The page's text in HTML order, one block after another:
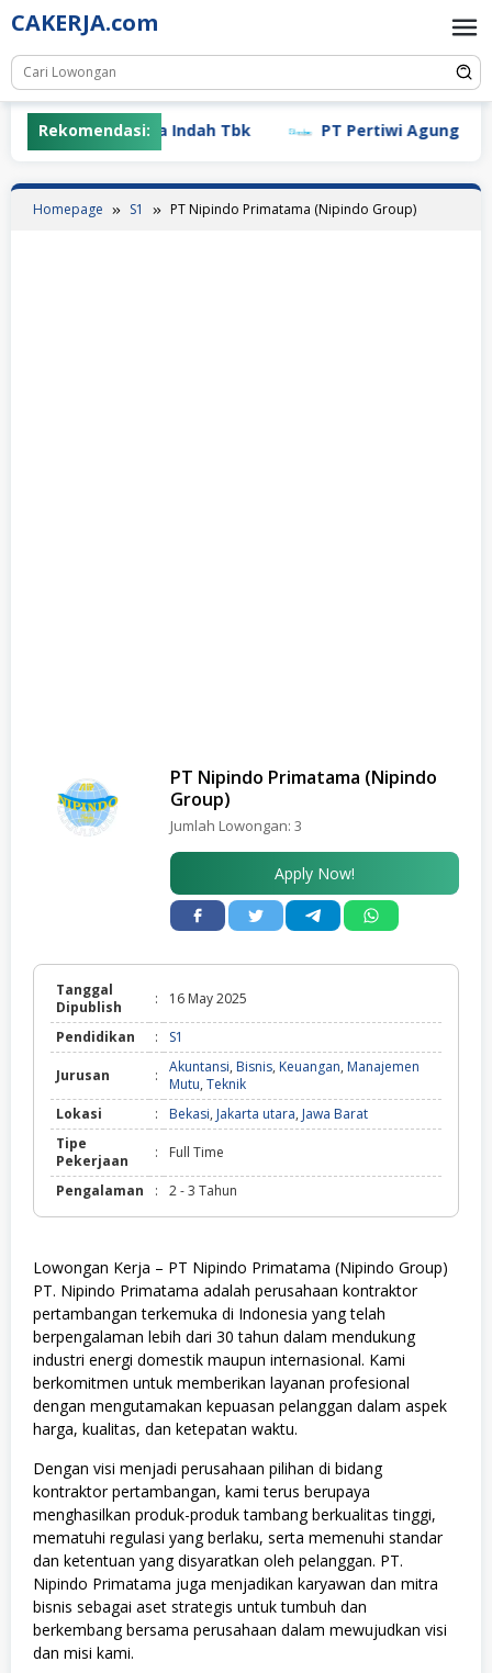
Skip
to
content
CAKERJA.com
Rekomendasi:
PT Mayora Indah Tbk PT Pertiwi Agung
Homepage S1 PT Nipindo Primatama (Nipindo Group)
PT Nipindo Primatama (Nipindo
Group)
Jumlah Lowongan: 3
Apply Now!
Tanggal
Dipublish
: 16 May 2025
Pendidikan : S1
Jurusan : Akuntansi, Bisnis, Keuangan, Manajemen
Mutu, Teknik
Lokasi
: Bekasi, Jakarta utara, Jawa Barat
Tipe
Pekerjaan
: Full Time
Pengalaman : 2 - 3 Tahun
Lowongan Kerja – PT Nipindo Primatama (Nipindo Group)
PT. Nipindo Primatama adalah perusahaan kontraktor
pertambangan terkemuka di Indonesia yang telah
berpengalaman lebih dari 30 tahun dalam mendukung
industri energi domestik maupun internasional. Kami
berkomitmen untuk memberikan layanan profesional
dengan mengutamakan kepuasan pelanggan dalam aspek
harga, kualitas, dan ketepatan waktu.
Dengan visi menjadi perusahaan pilihan di bidang
kontraktor pertambangan, kami terus berupaya
menghasilkan produk-produk tambang berkualitas tinggi,
mematuhi regulasi yang berlaku, serta memenuhi standar
dan ketentuan yang disyaratkan oleh pelanggan. PT.
Nipindo Primatama juga menjadikan karyawan dan mitra
bisnis sebagai aset strategis untuk tumbuh dan
berkembang bersama perusahaan dalam mewujudkan visi
dan misi kami.